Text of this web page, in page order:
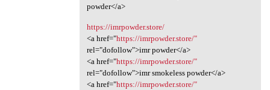
powder</a>
https://imrpowder.store/
<a href="https://imrpowder.store/"
rel="dofollow">imr powder</a>
<a href="https://imrpowder.store/"
rel="dofollow">imr smokeless powder</a>
<a href="https://imrpowder.store/"